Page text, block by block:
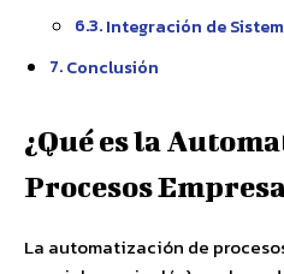
Integración de
Conclusión
¿Qué es la
Procesos
La automatización de